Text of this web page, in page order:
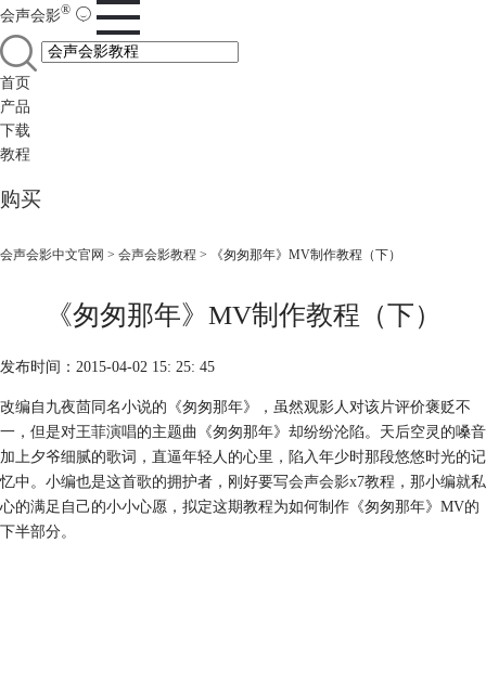
会声会影®
首页
产品
下载
教程
购买
会声会影中文官网 > 会声会影教程 > 《匆匆那年》MV制作教程（下）
《匆匆那年》MV制作教程（下）
发布时间：2015-04-02 15: 25: 45
改编自九夜茴同名小说的《匆匆那年》，虽然观影人对该片评价褒贬不
一，但是对王菲演唱的主题曲《匆匆那年》却纷纷沦陷。天后空灵的嗓音
加上夕爷细腻的歌词，直逼年轻人的心里，陷入年少时那段悠悠时光的记
忆中。小编也是这首歌的拥护者，刚好要写会声会影x7教程，那小编就私
心的满足自己的小小心愿，拟定这期教程为如何制作《匆匆那年》MV的
下半部分。